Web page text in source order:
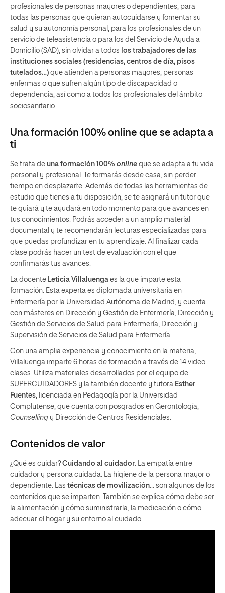
profesionales de personas mayores o dependientes, para
todas las personas que quieran autocuidarse y fomentar su
salud y su autonomía personal, para los profesionales de un
servicio de teleasistencia o para los del Servicio de Ayuda a
Domicilio (SAD), sin olvidar a todos los trabajadores de las
instituciones sociales (residencias, centros de día, pisos
tutelados…) que atienden a personas mayores, personas
enfermas o que sufren algún tipo de discapacidad o
dependencia, así como a todos los profesionales del ámbito
sociosanitario.
Una formación 100% online que se adapta a
ti
Se trata de una formación 100% online que se adapta a tu vida
personal y profesional. Te formarás desde casa, sin perder
tiempo en desplazarte. Además de todas las herramientas de
estudio que tienes a tu disposición, se te asignará un tutor que
te guiará y te ayudará en todo momento para que avances en
tus conocimientos. Podrás acceder a un amplio material
documental y te recomendarán lecturas especializadas para
que puedas profundizar en tu aprendizaje. Al finalizar cada
clase podrás hacer un test de evaluación con el que
confirmarás tus avances.
La docente Leticia Villaluenga es la que imparte esta
formación. Esta experta es diplomada universitaria en
Enfermería por la Universidad Autónoma de Madrid, y cuenta
con másteres en Dirección y Gestión de Enfermería, Dirección y
Gestión de Servicios de Salud para Enfermería, Dirección y
Supervisión de Servicios de Salud para Enfermería.
Con una amplia experiencia y conocimiento en la materia,
Villaluenga imparte 6 horas de formación a través de 14 video
clases. Utiliza materiales desarrollados por el equipo de
SUPERCUIDADORES y la también docente y tutora Esther
Fuentes, licenciada en Pedagogía por la Universidad
Complutense, que cuenta con posgrados en Gerontología,
Counselling y Dirección de Centros Residenciales.
Contenidos de valor
¿Qué es cuidar? Cuidando al cuidador. La empatía entre
cuidador y persona cuidada. La higiene de la persona mayor o
dependiente. Las técnicas de movilización… son algunos de los
contenidos que se imparten. También se explica cómo debe ser
la alimentación y cómo suministrarla, la medicación o cómo
adecuar el hogar y su entorno al cuidado.